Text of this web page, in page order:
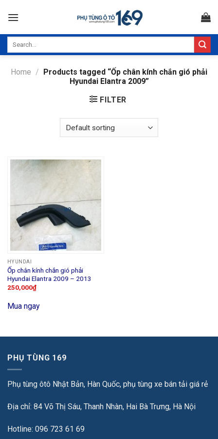
Home / Products tagged “Ốp chân kính chắn gió phải
Hyundai Elantra 2009”
FILTER
HYUNDAI
Ốp chân kính chắn gió phải
Hyundai Elantra 2009 – 2013
250,000₫
Mua ngay
PHỤ TÙNG 169
Phụ tùng ôtô Nhật Bản, Hàn Quốc, phụ tùng xe bán tải giá rẻ
Địa chỉ: 84 Võ Thị Sáu, Thanh Nhàn, Hai Bà Trưng, Hà Nội
Hotline: 096 723 61 69